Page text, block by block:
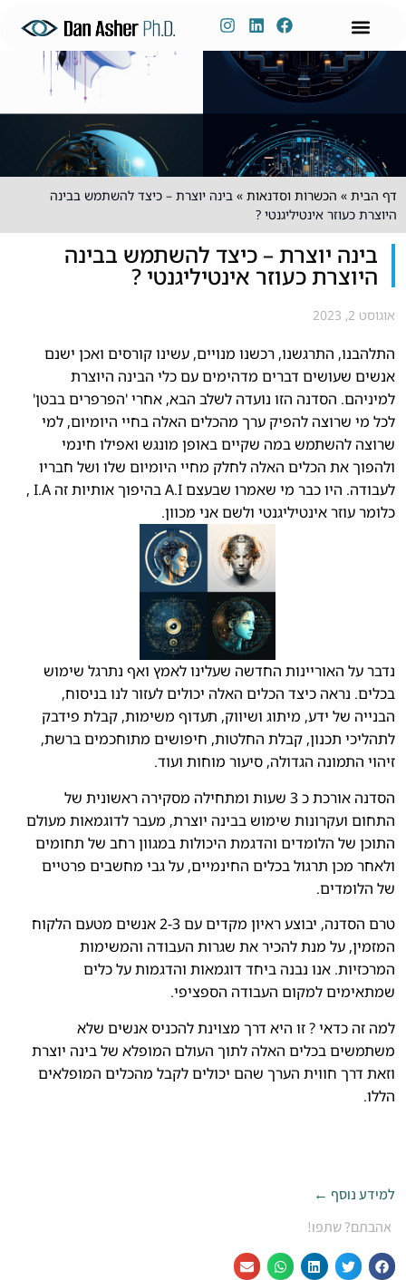
דף הבית » הכשרות וסדנאות » בינה יוצרת – כיצד להשתמש בבינה
היוצרת כעוזר אינטיליגנטי ?
בינה יוצרת – כיצד להשתמש בבינה
היוצרת כעוזר אינטיליגנטי ?
אוגוסט 2, 2023
התלהבנו, התרגשנו, רכשנו מנויים, עשינו קורסים ואכן ישנם
אנשים שעושים דברים מדהימים עם כלי הבינה היוצרת
למיניהם. הסדנה הזו נועדה לשלב הבא, אחרי 'הפרפרים בבטן'
לכל מי שרוצה להפיק ערך מהכלים האלה בחיי היומיום, למי
שרוצה להשתמש במה שקיים באופן מונגש ואפילו חינמי
ולהפוך את הכלים האלה לחלק מחיי היומיום שלו ושל חבריו
לעבודה. היו כבר מי שאמרו שבעצם A.I בהיפוך אותיות זה I.A ,
כלומר עוזר אינטיליגנטי ולשם אני מכוון.
נדבר על האוריינות החדשה שעלינו לאמץ ואף נתרגל שימוש
בכלים. נראה כיצד הכלים האלה יכולים לעזור לנו בניסוח,
הבנייה של ידע, מיתוג ושיווק, תעדוף משימות, קבלת פידבק
לתהליכי תכנון, קבלת החלטות, חיפושים מתוחכמים ברשת,
זיהוי התמונה הגדולה, סיעור מוחות ועוד.
הסדנה אורכת כ 3 שעות ומתחילה מסקירה ראשונית של
התחום ועקרונות שימוש בבינה יוצרת, מעבר לדוגמאות מעולם
התוכן של הלומדים והדגמת היכולות במגוון רחב של תחומים
ולאחר מכן תרגול בכלים החינמיים, על גבי מחשבים פרטיים
של הלומדים.
טרם הסדנה, יבוצע ראיון מקדים עם 2-3 אנשים מטעם הלקוח
המזמין, על מנת להכיר את שגרות העבודה והמשימות
המרכזיות. אנו נבנה ביחד דוגמאות והדגמות על כלים
שמתאימים למקום העבודה הספציפי.
למה זה כדאי ? זו היא דרך מצוינת להכניס אנשים שלא
משתמשים בכלים האלה לתוך העולם המופלא של בינה יוצרת
וזאת דרך חווית הערך שהם יכולים לקבל מהכלים המופלאים
הללו.
למידע נוסף ←
אהבתם? שתפו!